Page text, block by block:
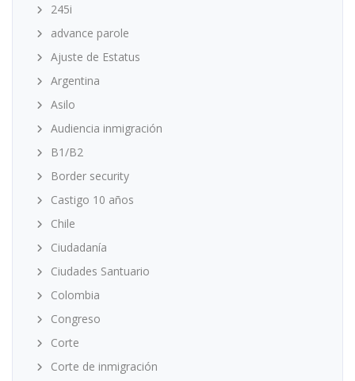
245i
advance parole
Ajuste de Estatus
Argentina
Asilo
Audiencia inmigración
B1/B2
Border security
Castigo 10 años
Chile
Ciudadanía
Ciudades Santuario
Colombia
Congreso
Corte
Corte de inmigración